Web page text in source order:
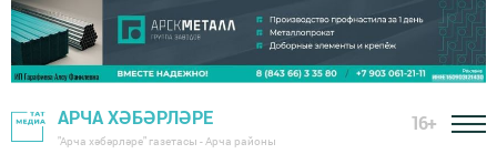
АРЧА ХӘБӘРЛӘРЕ
"Арча хәбәрләре" газетасы - Арча районы
16+